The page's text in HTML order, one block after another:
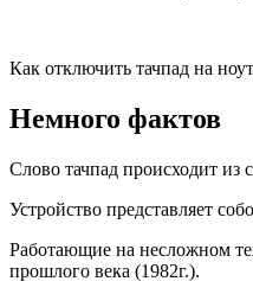
Как отключить тачпад на
Немного фактов
Слово тачпад происходит из
Устройство представляет
Работающие на несложном
прошлого века (1982г.).